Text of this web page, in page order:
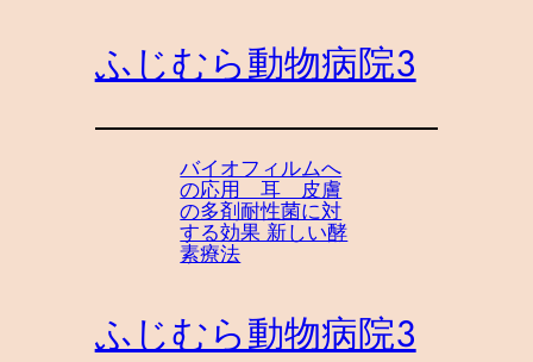
ふじむら動物病院３
バイオフィルムへ
の応用 耳 皮膚
の多剤耐性菌に対
する効果 新しい酵
素療法
ふじむら動物病院３